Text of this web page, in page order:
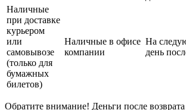
Наличные
при доставке
курьером
или
самовывозе
(только для
бумажных
билетов)
Наличные в офисе
компании
На
день
Обратите внимание! Деньги после